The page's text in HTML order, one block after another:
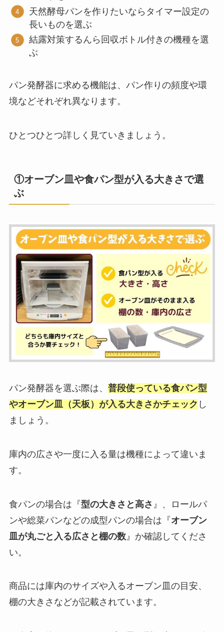
天然酵母パンを作りたいならタイマー設定の
長いものを選ぶ
結露対策するんら回収ボトル付きの機種を選
ぶ
パン発酵器に求める機能は、パン作りの頻度や環
境などそれぞれ異なります。
ひとつひとつ詳しく見ていきましょう。
①オーブン皿や食パン型が入る大きさで選
ぶ
パン発酵器を選ぶ際は、 普段使っている食パン型
やオーブン皿（天板）が入る大きさかチェック し
ましょう。
庫内の広さや一度に入る量は機種によって違いま
す。
食パンの場合は『型の大きさと高さ 』、ロールパ
ンや総菜パンなどの成型パンの場合は『オーブン
皿が丸ごと入る広さと棚の数』か確認してくださ
い。
商品には庫内のサイズや入るオーブン皿の目安、
棚の大きさなどが記載されています。